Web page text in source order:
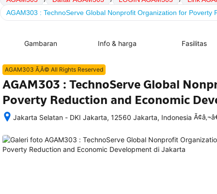
AGAM303 : TechnoServe Global Nonprofit Organization for Poverty
Gambaran Info & harga Fasilitas
AGAM303 Ã‚Â© All Rights Reserved
AGAM303 : TechnoServe Global
Poverty Reduction and Economic
Jakarta Selatan - DKI Jakarta, 12560 Jakarta, Indonesia
memesan,
semua
rincian